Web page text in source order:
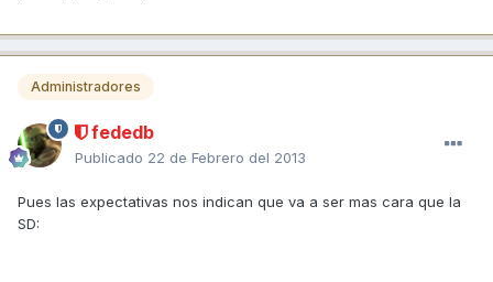
Administradores
fededb
Publicado 22 de Febrero del 2013
Pues las expectativas nos indican que va a ser mas cara que la
SD: